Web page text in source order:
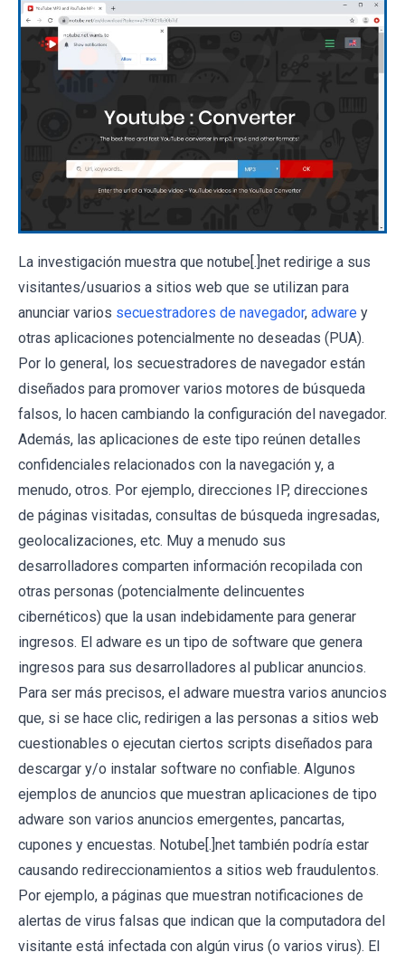
La investigación muestra que notube[.]net redirige a sus
visitantes/usuarios a sitios web que se utilizan para
anunciar varios secuestradores de navegador, adware y
otras aplicaciones potencialmente no deseadas (PUA).
Por lo general, los secuestradores de navegador están
diseñados para promover varios motores de búsqueda
falsos, lo hacen cambiando la configuración del navegador.
Además, las aplicaciones de este tipo reúnen detalles
confidenciales relacionados con la navegación y, a
menudo, otros. Por ejemplo, direcciones IP, direcciones
de páginas visitadas, consultas de búsqueda ingresadas,
geolocalizaciones, etc. Muy a menudo sus
desarrolladores comparten información recopilada con
otras personas (potencialmente delincuentes
cibernéticos) que la usan indebidamente para generar
ingresos. El adware es un tipo de software que genera
ingresos para sus desarrolladores al publicar anuncios.
Para ser más precisos, el adware muestra varios anuncios
que, si se hace clic, redirigen a las personas a sitios web
cuestionables o ejecutan ciertos scripts diseñados para
descargar y/o instalar software no confiable. Algunos
ejemplos de anuncios que muestran aplicaciones de tipo
adware son varios anuncios emergentes, pancartas,
cupones y encuestas. Notube[.]net también podría estar
causando redireccionamientos a sitios web fraudulentos.
Por ejemplo, a páginas que muestran notificaciones de
alertas de virus falsas que indican que la computadora del
visitante está infectada con algún virus (o varios virus). El